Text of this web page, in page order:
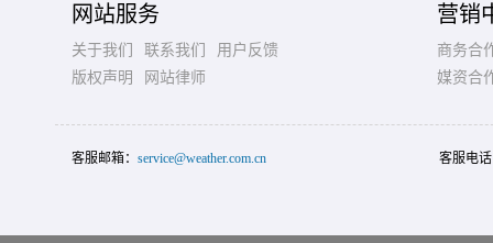
网站服务
关于我们 联系我们
用户反馈
版权声明
网站律师
营销
商务合
媒资合
客服邮箱： service@weather.com.cn 客服电